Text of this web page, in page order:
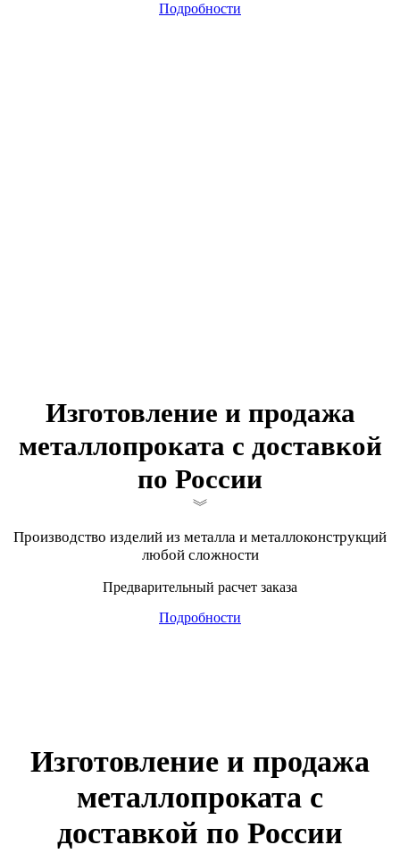
Подробности
Изготовление и продажа
металлопроката с доставкой
по России
Производство изделий из металла и металлоконструкций
любой сложности
Предварительный расчет заказа
Подробности
Изготовление и продажа
металлопроката с
доставкой по России